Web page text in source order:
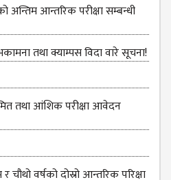
अन्तिम आन्तरिक परीक्षा सम्बन्धी
तथा क्याम्पस विदा वारे सूचना!
तथा आंशिक परीक्षा आवेदन
चौथो वर्षको दोस्रो आन्‍तरिक परिक्षा